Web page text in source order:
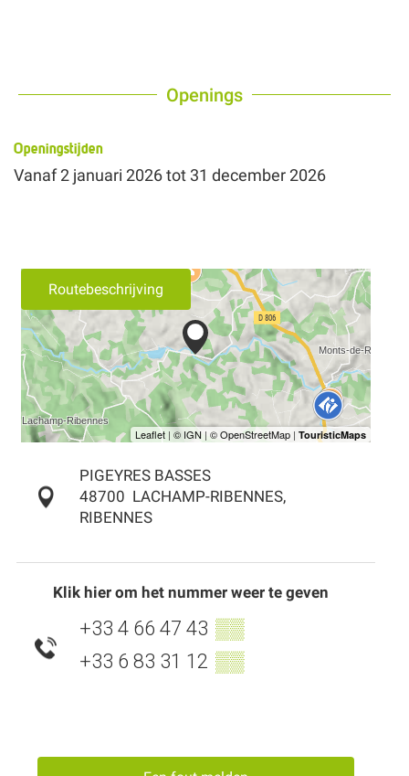
Openings
Openingstijden
Vanaf2 januari 2026tot 31 december 2026
Routebeschrijving
PIGEYRES BASSES
48700 LACHAMP-RIBENNES,
RIBENNES
Klik hier om het nummer weer te geven
+33 4 66 47 43 ▒▒
+33 6 83 31 12 ▒▒